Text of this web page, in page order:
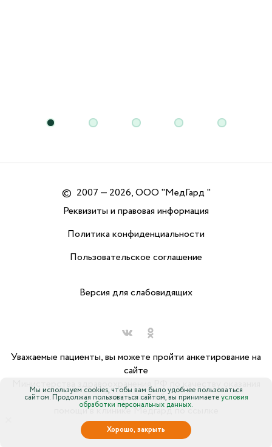
© 2007 — 2026, ООО "МедГард "
Реквизиты и правовая информация
Политика конфиденциальности
Пользовательское соглашение
Версия для слабовидящих
Уважаемые пациенты, вы можете пройти анкетирование на
сайте
Министерства здравоохранения РФ по качеству оказания
медицинской
помощи в клинике Медгард по ссылке
Мы используем cookies, чтобы вам было удобнее пользоваться
сайтом. Продолжая пользоваться сайтом, вы принимаетеусловия
обработки персональных данных.
Хорошо, закрыть